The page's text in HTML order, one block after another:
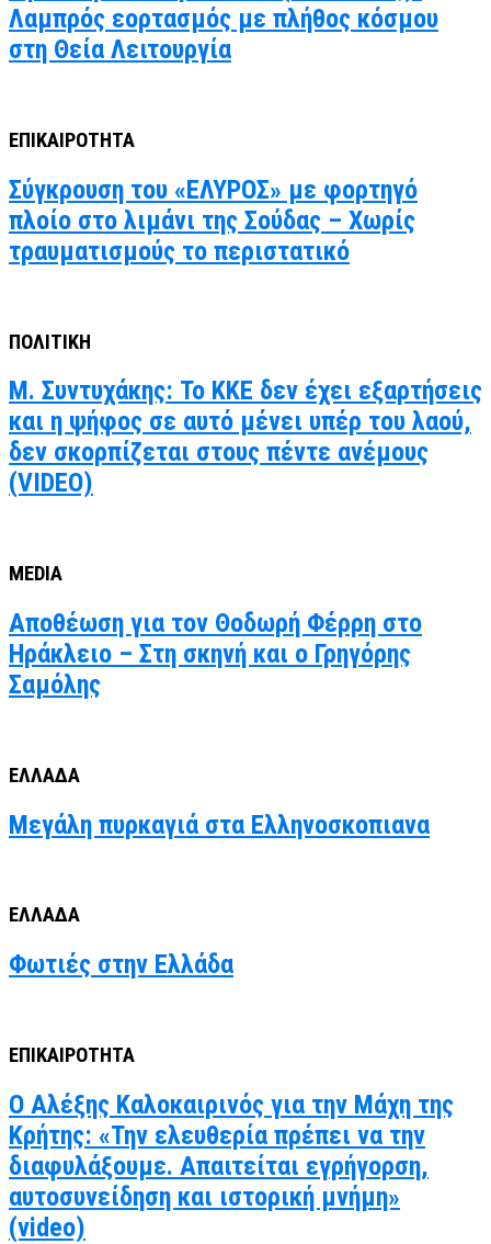
Λαμπρός εορτασμός με πλήθος κόσμου
στη Θεία Λειτουργία
ΕΠΙΚΑΙΡΟΤΗΤΑ
Σύγκρουση του «ΕΛΥΡΟΣ» με φορτηγό
πλοίο στο λιμάνι της Σούδας – Χωρίς
τραυματισμούς το περιστατικό
ΠΟΛΙΤΙΚΗ
Μ. Συντυχάκης: Το ΚΚΕ δεν έχει εξαρτήσεις
και η ψήφος σε αυτό μένει υπέρ του λαού,
δεν σκορπίζεται στους πέντε ανέμους
(VIDEO)
MEDIA
Αποθέωση για τον Θοδωρή Φέρρη στο
Ηράκλειο – Στη σκηνή και ο Γρηγόρης
Σαμόλης
ΕΛΛΑΔΑ
Μεγάλη πυρκαγιά στα Ελληνοσκοπιανα
ΕΛΛΑΔΑ
Φωτιές στην Ελλάδα
ΕΠΙΚΑΙΡΟΤΗΤΑ
Ο Αλέξης Καλοκαιρινός για την Μάχη της
Κρήτης: «Την ελευθερία πρέπει να την
διαφυλάξουμε. Απαιτείται εγρήγορση,
αυτοσυνείδηση και ιστορική μνήμη»
(video)